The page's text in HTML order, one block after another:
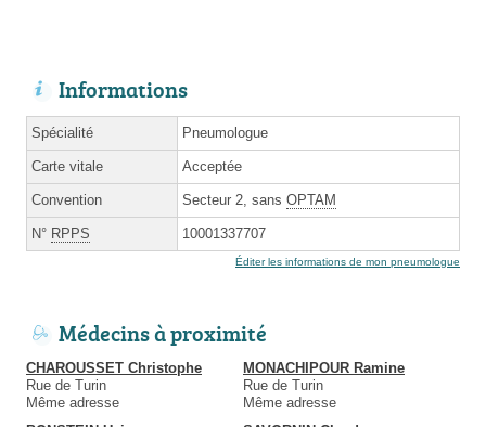
Informations
Spécialité Pneumologue
Carte vitale Acceptée
Convention Secteur 2, sans OPTAM
N° RPPS 10001337707
Éditer les informations de mon pneumologue
Médecins à proximité
CHAROUSSET Christophe
Rue de Turin
Même adresse
MONACHIPOUR Ramine
Rue de Turin
Même adresse